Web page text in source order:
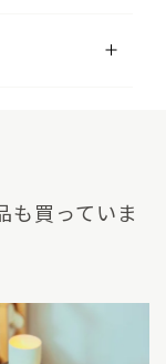
も買っていま